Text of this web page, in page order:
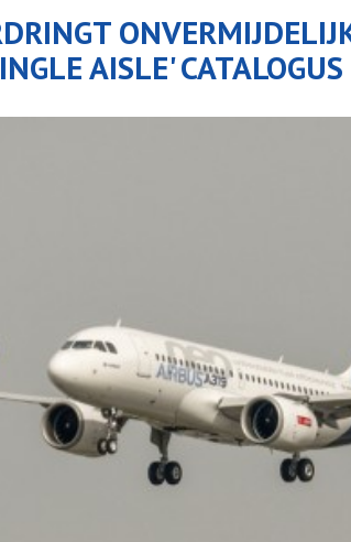
AISLE' CATALOGUS